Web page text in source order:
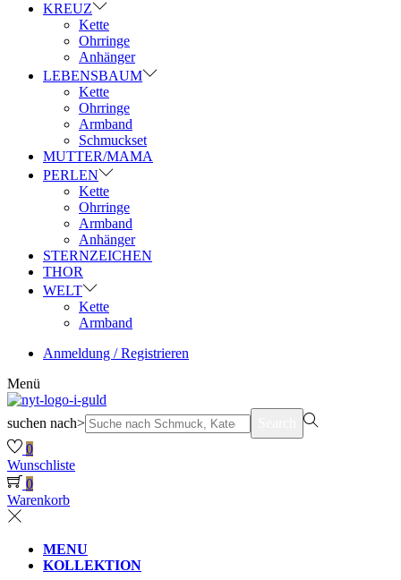
KREUZ
Kette
Ohrringe
Anhänger
LEBENSBAUM
Kette
Ohrringe
Armband
Schmuckset
MUTTER/MAMA
PERLEN
Kette
Ohrringe
Armband
Anhänger
STERNZEICHEN
THOR
WELT
Kette
Armband
Anmeldung / Registrieren
Menü
suchen nach>
0
Wunschliste
0
Warenkorb
MENU
KOLLEKTION